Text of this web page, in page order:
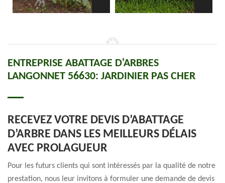
ENTREPRISE ABATTAGE D'ARBRES
LANGONNET 56630: JARDINIER PAS CHER
RECEVEZ VOTRE DEVIS D’ABATTAGE
D’ARBRE DANS LES MEILLEURS DÉLAIS
AVEC PROLAGUEUR
Pour les futurs clients qui sont intéressés par la qualité de notre
prestation, nous leur invitons à formuler une demande de devis